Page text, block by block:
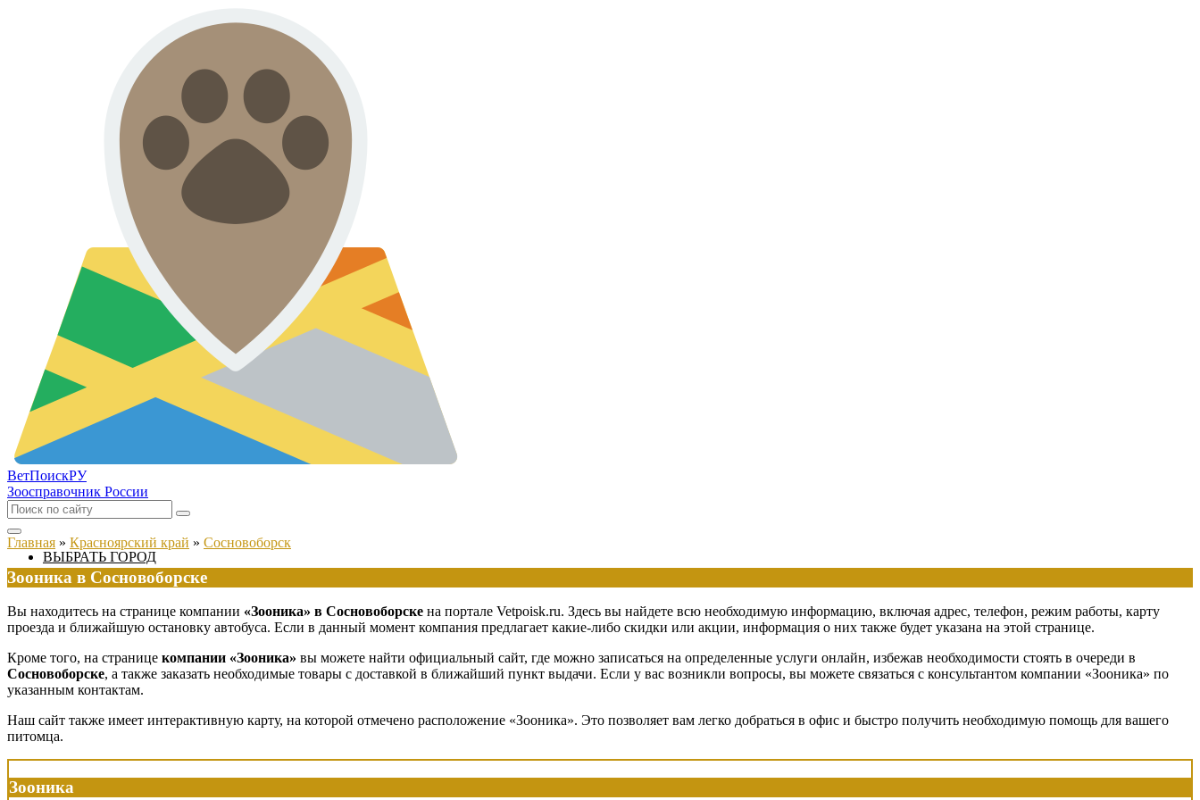
ВетПоискРУ
Зоосправочник России
ВЫБРАТЬ ГОРОД
Главная » Красноярский край » Сосновоборск
Зооника в Сосновоборске
Вы находитесь на странице компании «Зооника» в Сосновоборске на портале Vetpoisk.ru. Здесь вы найдете всю необходимую информацию, включая адрес, телефон, режим работы, карту
проезда и ближайшую остановку автобуса. Если в данный момент компания предлагает какие-либо скидки или акции, информация о них также будет указана на этой странице.
Кроме того, на странице компании «Зооника» вы можете найти официальный сайт, где можно записаться на определенные услуги онлайн, избежав необходимости стоять в очереди в
Сосновоборске, а также заказать необходимые товары с доставкой в ближайший пункт выдачи. Если у вас возникли вопросы, вы можете связаться с консультантом компании «Зооника» по
указанным контактам.
Наш сайт также имеет интерактивную карту, на которой отмечено расположение «Зооника». Это позволяет вам легко добраться в офис и быстро получить необходимую помощь для вашего
питомца.
Зооника